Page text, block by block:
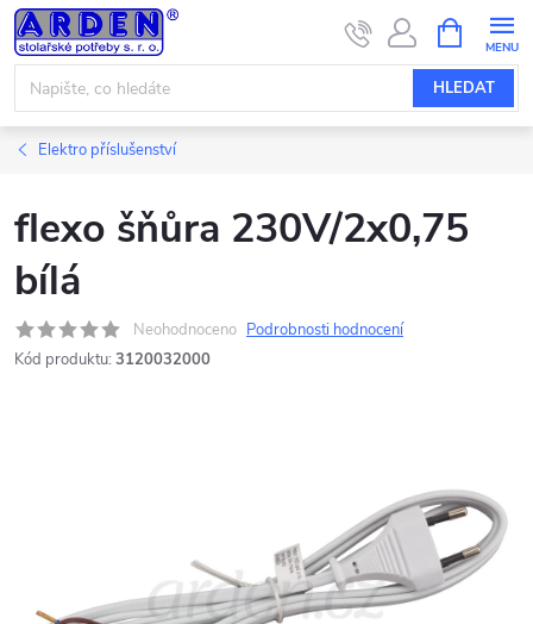
Přejít
na
obsah
HLEDAT
NÁKUPNÍ
KOŠÍK
Elektro příslušenství
flexo šňůra 230V/2x0,75
bílá
Neohodnoceno Podrobnosti hodnocení
Kód produktu: 3120032000